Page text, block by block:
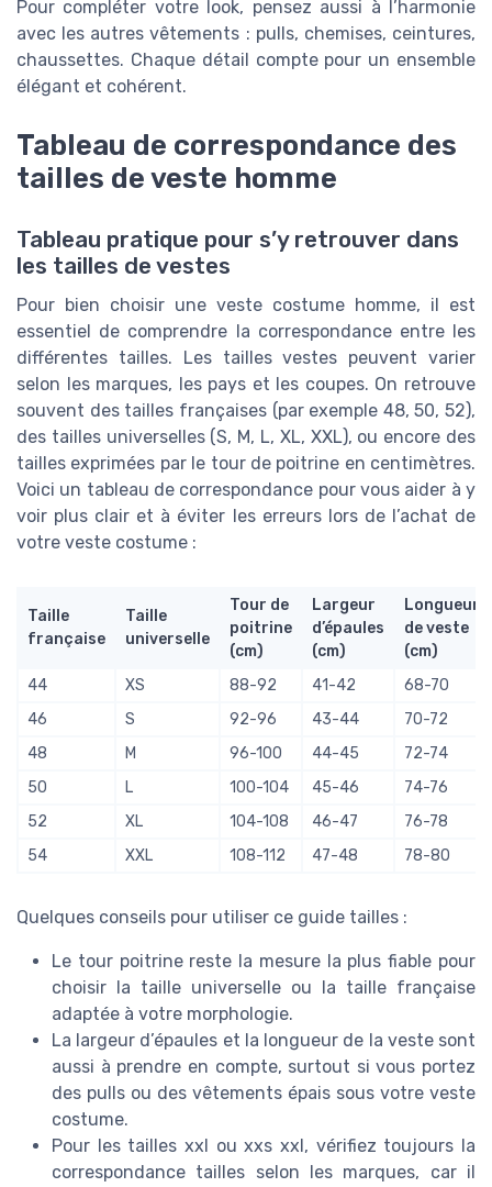
Pour compléter votre look, pensez aussi à l’harmonie
avec les autres vêtements : pulls, chemises, ceintures,
chaussettes. Chaque détail compte pour un ensemble
élégant et cohérent.
Tableau de correspondance des
tailles de veste homme
Tableau pratique pour s’y retrouver dans
les tailles de vestes
Pour bien choisir une veste costume homme, il est
essentiel de comprendre la correspondance entre les
différentes tailles. Les tailles vestes peuvent varier
selon les marques, les pays et les coupes. On retrouve
souvent des tailles françaises (par exemple 48, 50, 52),
des tailles universelles (S, M, L, XL, XXL), ou encore des
tailles exprimées par le tour de poitrine en centimètres.
Voici un tableau de correspondance pour vous aider à y
voir plus clair et à éviter les erreurs lors de l’achat de
votre veste costume :
Taille
française
Taille
universelle
Tour de
poitrine
(cm)
Largeur
d’épaules
(cm)
Longueur
de veste
(cm)
44
XS 88-92 41-42
68-70
46
S 92-96 43-44
70-72
48
M 96-100 44-45
72-74
50
L 100-104 45-46
74-76
52
XL 104-108 46-47
76-78
54
XXL 108-112 47-48 78-80
Quelques conseils pour utiliser ce guide tailles :
Le tour poitrine reste la mesure la plus fiable pour
choisir la taille universelle ou la taille française
adaptée à votre morphologie.
La largeur d’épaules et la longueur de la veste sont
aussi à prendre en compte, surtout si vous portez
des pulls ou des vêtements épais sous votre veste
costume.
Pour les tailles xxl ou xxs xxl, vérifiez toujours la
correspondance tailles selon les marques, car il